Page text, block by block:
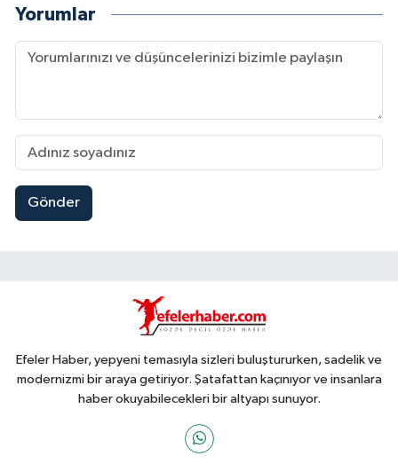
Yorumlar
Gönder
Efeler Haber, yepyeni temasıyla sizleri buluştururken, sadelik ve
modernizmi bir araya getiriyor. Şatafattan kaçınıyor ve insanlara
haber okuyabilecekleri bir altyapı sunuyor.